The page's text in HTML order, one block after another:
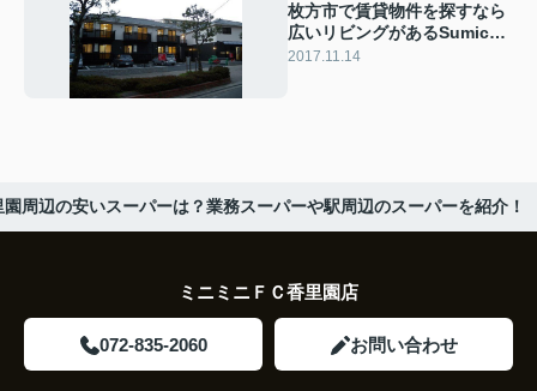
枚方市で賃貸物件を探すなら
広いリビングがあるSumica
はいかが？
2017.11.14
園周辺の安いスーパーは？業務スーパーや駅周辺のスーパーを紹介！
ミニミニＦＣ香里園店
072-835-2060 お問い合わせ